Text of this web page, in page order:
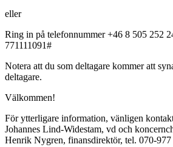
eller
Ring in på telefonnummer +46 8 505 252
771111091#
Notera att du som deltagare kommer att
deltagare.
Välkommen!
För ytterligare information, vänligen
Johannes Lind-Widestam, vd och
Henrik Nygren, finansdirektör, tel. 070-977